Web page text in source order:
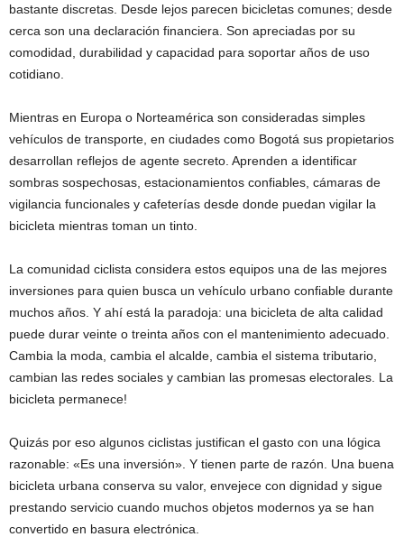
bastante discretas. Desde lejos parecen bicicletas comunes; desde
cerca son una declaración financiera. Son apreciadas por su
comodidad, durabilidad y capacidad para soportar años de uso
cotidiano.
Mientras en Europa o Norteamérica son consideradas simples
vehículos de transporte, en ciudades como Bogotá sus propietarios
desarrollan reflejos de agente secreto. Aprenden a identificar
sombras sospechosas, estacionamientos confiables, cámaras de
vigilancia funcionales y cafeterías desde donde puedan vigilar la
bicicleta mientras toman un tinto.
La comunidad ciclista considera estos equipos una de las mejores
inversiones para quien busca un vehículo urbano confiable durante
muchos años. Y ahí está la paradoja: una bicicleta de alta calidad
puede durar veinte o treinta años con el mantenimiento adecuado.
Cambia la moda, cambia el alcalde, cambia el sistema tributario,
cambian las redes sociales y cambian las promesas electorales. La
bicicleta permanece!
Quizás por eso algunos ciclistas justifican el gasto con una lógica
razonable: «Es una inversión». Y tienen parte de razón. Una buena
bicicleta urbana conserva su valor, envejece con dignidad y sigue
prestando servicio cuando muchos objetos modernos ya se han
convertido en basura electrónica.